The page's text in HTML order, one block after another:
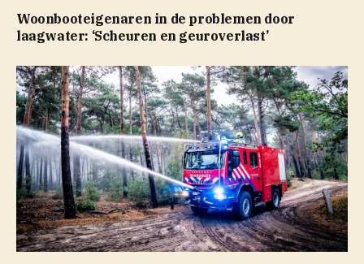
Woonbooteigenaren in de problemen door
laagwater: ‘Scheuren en geuroverlast’